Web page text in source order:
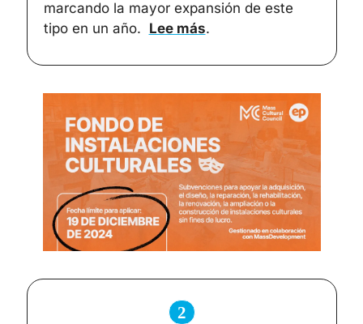
marcando la mayor expansión de este
tipo en un año. Lee más.
2